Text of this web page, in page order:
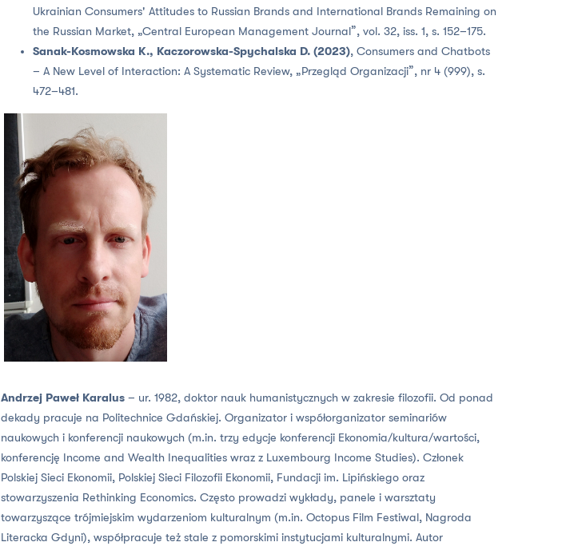
Ukrainian Consumers' Attitudes to Russian Brands and International Brands Remaining on
the Russian Market, „Central European Management Journal”, vol. 32, iss. 1, s. 152–175.
Sanak-Kosmowska K., Kaczorowska-Spychalska D. (2023), Consumers and Chatbots
– A New Level of Interaction: A Systematic Review, „Przegląd Organizacji”, nr 4 (999), s.
472–481.
Andrzej Paweł Karalus– ur. 1982, doktor nauk humanistycznych w zakresie filozofii. Od ponad
dekady pracuje na Politechnice Gdańskiej. Organizator i współorganizator seminariów
naukowych i konferencji naukowych (m.in. trzy edycje konferencji Ekonomia/kultura/wartości,
konferencję Income and Wealth Inequalities wraz z Luxembourg Income Studies). Członek
Polskiej Sieci Ekonomii, Polskiej Sieci Filozofii Ekonomii, Fundacji im. Lipińskiego oraz
stowarzyszenia Rethinking Economics. Często prowadzi wykłady, panele i warsztaty
towarzyszące trójmiejskim wydarzeniom kulturalnym (m.in. Octopus Film Festiwal, Nagroda
Literacka Gdyni), współpracuje też stale z pomorskimi instytucjami kulturalnymi. Autor